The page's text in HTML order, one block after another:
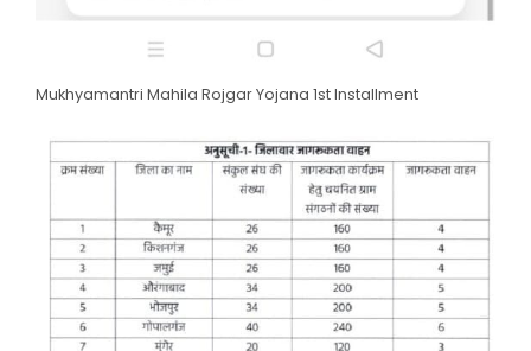
Mukhyamantri Mahila Rojgar Yojana 1st Installment